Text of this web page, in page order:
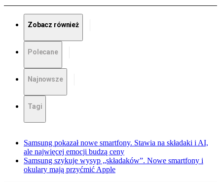
Zobacz również
Polecane
Najnowsze
Tagi
Samsung pokazał nowe smartfony. Stawia na składaki i AI,
ale najwięcej emocji budzą ceny
Samsung szykuje wysyp „składaków”. Nowe smartfony i
okulary mają przyćmić Apple